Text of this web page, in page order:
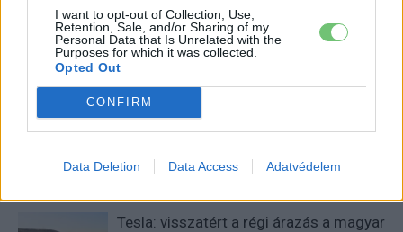
I want to opt-out of Collection, Use,
Retention, Sale, and/or Sharing of my
Personal Data that Is Unrelated with the
Purposes for which it was collected.
Opted Out
CONFIRM
Data Deletion Data Access Adatvédelem
Rozsa Arpad
“Orvostanhallgatóként az egészség védelme mindennapjaim
szerves részét képezi. A nyomaték és a hangtalan közlekedés
mellett így kifejezetten fontosnak tartom, hogy ne szennyezzük
azt a környezetet, melyben mindennapjainkat éljük.”
KAPCSOLÓDÓ CIKKEK TÖBB A SZERZŐTŐL
Tesla: visszatért a régi árazás a magyar